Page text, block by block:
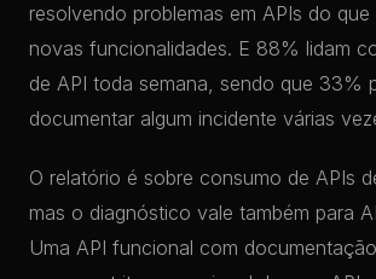
resolvendo problemas em APIs do
novas funcionalidades. E 88% lidam
de API toda semana, sendo que 33%
documentar algum incidente várias
O relatório é sobre consumo de APIs
mas o diagnóstico vale também para
Uma API funcional com